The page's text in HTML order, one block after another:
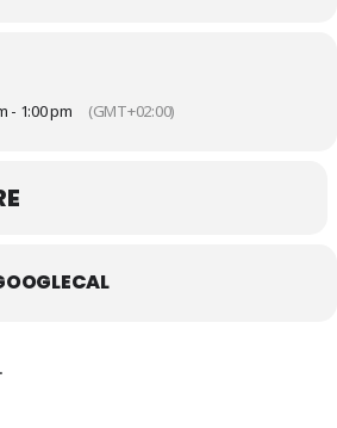
- 1:00 pm (GMT+02:00)